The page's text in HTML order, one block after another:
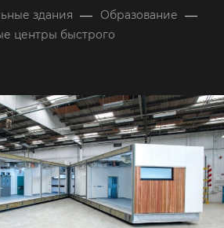
здания — Образование —
центры быстрого